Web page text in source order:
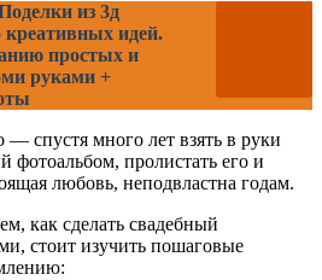
из 3д
идей.
простых и
руками +
спустя много лет взять в руки
пролистать его и
любовь, неподвластна годам.
как сделать свадебный
стоит изучить пошаговые